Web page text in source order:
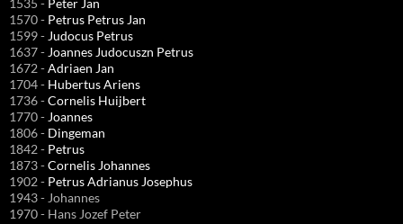
1570 - Petrus Petrus Jan
1599 - Judocus Petrus
1637 - Joannes Judocuszn Petrus
1672 -Adriaen Jan
1704 - Hubertus Ariens
1736 -Cornelis Huijbert
1770 - Joannes
1806 - Dingeman
1842 - Petrus
1873 -Cornelis Johannes
1902 - Petrus Adrianus Josephus
1943 - Johannes
1970 - Hans Jozef Peter